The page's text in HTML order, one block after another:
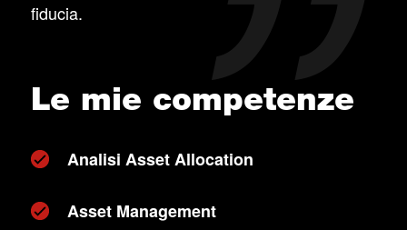
fiducia.
Le mie competenze
Analisi Asset Allocation
Asset Management